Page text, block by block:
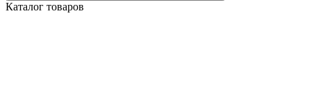
Каталог товаров